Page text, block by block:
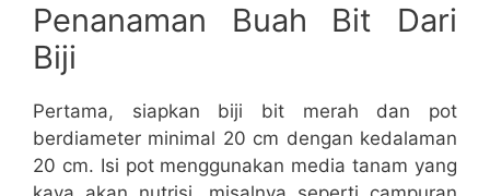
Penanaman Buah Bit Dari
Biji
Pertama, siapkan biji bit merah dan pot
berdiameter minimal 20 cm dengan kedalaman
20 cm. Isi pot menggunakan media tanam yang